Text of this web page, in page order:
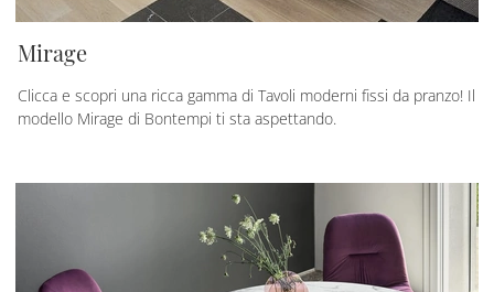
Mirage
Clicca e scopri una ricca gamma di Tavoli moderni fissi da pranzo! Il
modello Mirage di Bontempi ti sta aspettando.